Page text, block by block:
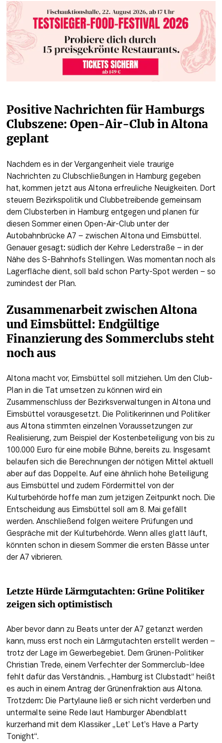
Positive Nachrichten für Hamburgs
Clubszene: Open-Air-Club in Altona
geplant
Nachdem es in der Vergangenheit viele traurige
Nachrichten zu Clubschließungen in Hamburg gegeben
hat, kommen jetzt aus Altona erfreuliche Neuigkeiten. Dort
steuern Bezirkspolitik und Clubbetreibende gemeinsam
dem Clubsterben in Hamburg entgegen und planen für
diesen Sommer einen Open-Air-Club unter der
Autobahnbrücke A7 – zwischen Altona und Eimsbüttel.
Genauer gesagt: südlich der Kehre Lederstraße – in der
Nähe des S-Bahnhofs Stellingen. Was momentan noch als
Lagerfläche dient, soll bald schon Party-Spot werden – so
zumindest der Plan.
Zusammenarbeit zwischen Altona
und Eimsbüttel: Endgültige
Finanzierung des Sommerclubs steht
noch aus
Altona macht vor, Eimsbüttel soll mitziehen. Um den Club-
Plan in die Tat umsetzen zu können wird ein
Zusammenschluss der Bezirksverwaltungen in Altona und
Eimsbüttel vorausgesetzt. Die Politikerinnen und Politiker
aus Altona stimmten einzelnen Voraussetzungen zur
Realisierung, zum Beispiel der Kostenbeteiligung von bis zu
100.000 Euro für eine mobile Bühne, bereits zu. Insgesamt
belaufen sich die Berechnungen der nötigen Mittel aktuell
aber auf das Doppelte. Auf eine ähnlich hohe Beteiligung
aus Eimsbüttel und zudem Fördermittel von der
Kulturbehörde hoffe man zum jetzigen Zeitpunkt noch. Die
Entscheidung aus Eimsbüttel soll am 8. Mai gefällt
werden. Anschließend folgen weitere Prüfungen und
Gespräche mit der Kulturbehörde. Wenn alles glatt läuft,
könnten schon in diesem Sommer die ersten Bässe unter
der A7 vibrieren.
Letzte Hürde Lärmgutachten: Grüne Politiker
zeigen sich optimistisch
Aber bevor dann zu Beats unter der A7 getanzt werden
kann, muss erst noch ein Lärmgutachten erstellt werden –
trotz der Lage im Gewerbegebiet. Dem Grünen-Politiker
Christian Trede, einem Verfechter der Sommerclub-Idee
fehlt dafür das Verständnis. „Hamburg ist Clubstadt“ heißt
es auch in einem Antrag der Grünenfraktion aus Altona.
Trotzdem: Die Partylaune ließ er sich nicht verderben und
untermalte seine Rede laut Hamburger Abendblatt
kurzerhand mit dem Klassiker „Let’ Let’s Have a Party
Tonight“.